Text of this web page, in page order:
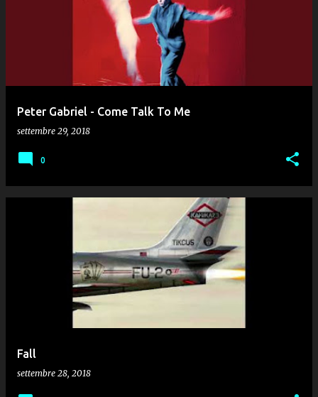
Peter Gabriel - Come Talk To Me
settembre 29, 2018
0
Fall
settembre 28, 2018